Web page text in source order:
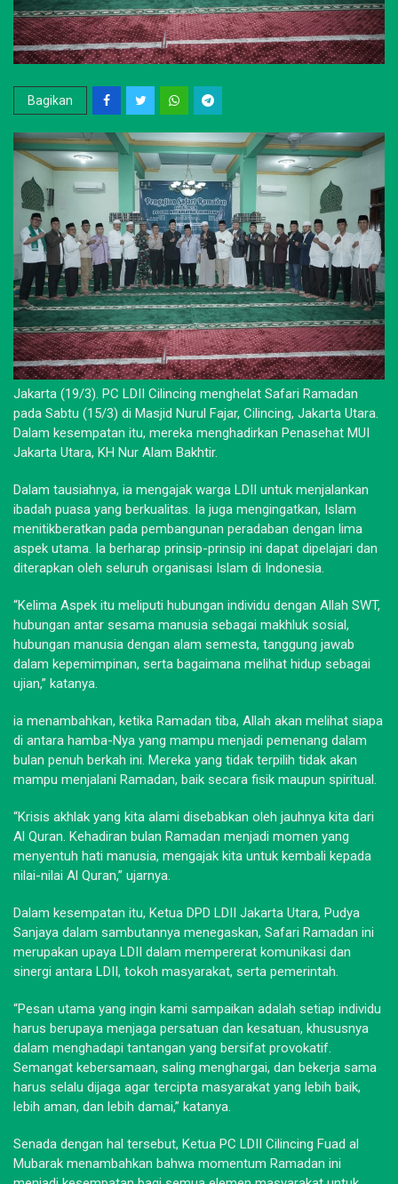
Bagikan
Jakarta (19/3). PC LDII Cilincing menghelat Safari Ramadan
pada Sabtu (15/3) di Masjid Nurul Fajar, Cilincing, Jakarta Utara.
Dalam kesempatan itu, mereka menghadirkan Penasehat MUI
Jakarta Utara, KH Nur Alam Bakhtir.
Dalam tausiahnya, ia mengajak warga LDII untuk menjalankan
ibadah puasa yang berkualitas. Ia juga mengingatkan, Islam
menitikberatkan pada pembangunan peradaban dengan lima
aspek utama. Ia berharap prinsip-prinsip ini dapat dipelajari dan
diterapkan oleh seluruh organisasi Islam di Indonesia.
“Kelima Aspek itu meliputi hubungan individu dengan Allah SWT,
hubungan antar sesama manusia sebagai makhluk sosial,
hubungan manusia dengan alam semesta, tanggung jawab
dalam kepemimpinan, serta bagaimana melihat hidup sebagai
ujian,” katanya.
ia menambahkan, ketika Ramadan tiba, Allah akan melihat siapa
di antara hamba-Nya yang mampu menjadi pemenang dalam
bulan penuh berkah ini. Mereka yang tidak terpilih tidak akan
mampu menjalani Ramadan, baik secara fisik maupun spiritual.
“Krisis akhlak yang kita alami disebabkan oleh jauhnya kita dari
Al Quran. Kehadiran bulan Ramadan menjadi momen yang
menyentuh hati manusia, mengajak kita untuk kembali kepada
nilai-nilai Al Quran,” ujarnya.
Dalam kesempatan itu, Ketua DPD LDII Jakarta Utara, Pudya
Sanjaya dalam sambutannya menegaskan, Safari Ramadan ini
merupakan upaya LDII dalam mempererat komunikasi dan
sinergi antara LDII, tokoh masyarakat, serta pemerintah.
“Pesan utama yang ingin kami sampaikan adalah setiap individu
harus berupaya menjaga persatuan dan kesatuan, khususnya
dalam menghadapi tantangan yang bersifat provokatif.
Semangat kebersamaan, saling menghargai, dan bekerja sama
harus selalu dijaga agar tercipta masyarakat yang lebih baik,
lebih aman, dan lebih damai,” katanya.
Senada dengan hal tersebut, Ketua PC LDII Cilincing Fuad al
Mubarak menambahkan bahwa momentum Ramadan ini